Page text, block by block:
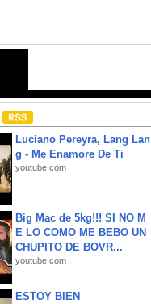
Luciano Pereyra, Lang Lan
g - Me Enamore De Ti
youtube.com
Big Mac de 5kg!!! SI NO M
E LO COMO ME BEBO UN
CHUPITO DE BOVR...
youtube.com
ESTOY BIEN